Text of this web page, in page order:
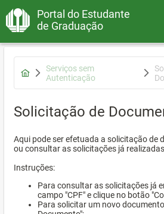
Portal do Estudante
de Graduação
Serviços sem
Autenticação
Solicitação de
Aqui pode ser efetuada a solicitação de
ou consultar as solicitações já
Instruções:
Para consultar as solicitações já
campo "CPF" e clique no botão
Para solicitar um novo